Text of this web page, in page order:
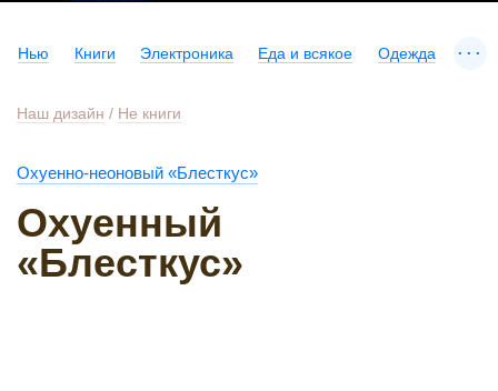
Нью Книги Электроника Еда и всякое Одежда ...
Наш дизайн / Не книги
Охуенно-неоновый «Блесткус»
Охуенный
«Блесткус»